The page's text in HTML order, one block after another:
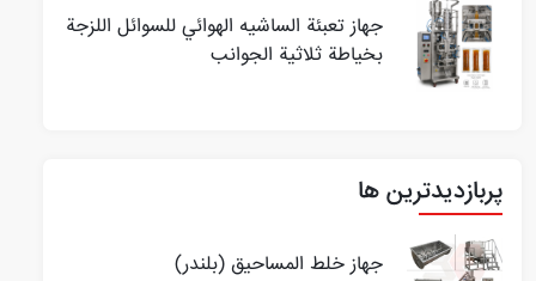
جهاز تعبئة الساشيه الهوائي للسوائل اللزجة
بخياطة ثلاثية الجوانب
پربازدیدترین ها
جهاز خلط المساحيق (بلندر)